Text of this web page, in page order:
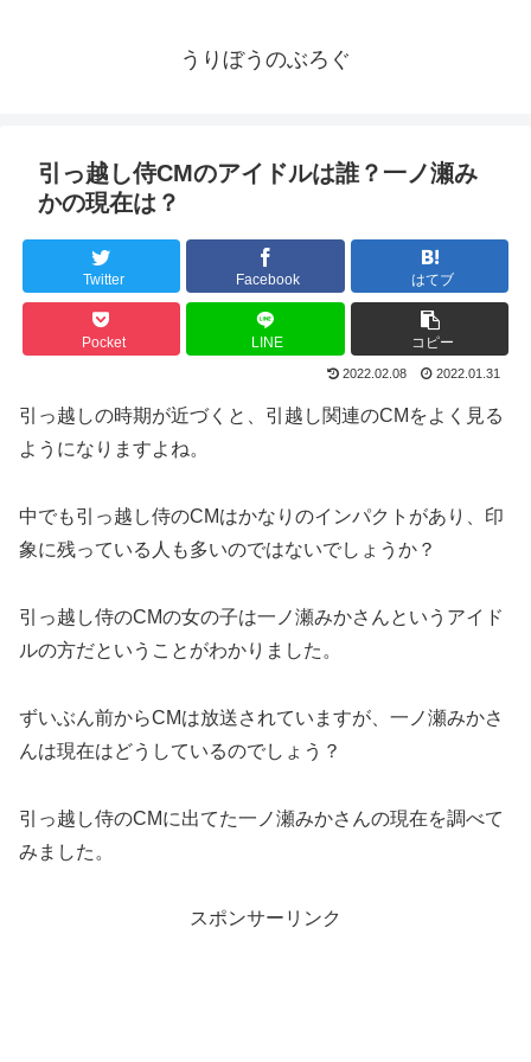
うりぼうのぶろぐ
引っ越し侍CMのアイドルは誰？一ノ瀬み
かの現在は？
Twitter Facebook はてブ
Pocket LINE コピー
2022.02.08 2022.01.31
引っ越しの時期が近づくと、引越し関連のCMをよく見る
ようになりますよね。
中でも引っ越し侍のCMはかなりのインパクトがあり、印
象に残っている人も多いのではないでしょうか？
引っ越し侍のCMの女の子は一ノ瀬みかさんというアイド
ルの方だということがわかりました。
ずいぶん前からCMは放送されていますが、一ノ瀬みかさ
んは現在はどうしているのでしょう？
引っ越し侍のCMに出てた一ノ瀬みかさんの現在を調べて
みました。
スポンサーリンク